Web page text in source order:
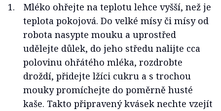
Mléko ohřejte na teplotu lehce vyšší, než je
teplota pokojová. Do velké mísy či mísy od
robota nasypte mouku a uprostřed
udělejte důlek, do jeho středu nalijte cca
polovinu ohřátého mléka, rozdrobte
droždí, přidejte lžíci cukru a s trochou
mouky promíchejte do poměrně husté
kaše. Takto připravený kvásek nechte vzejít